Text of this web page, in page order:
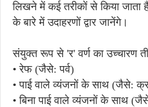
लिखने में कई तरीकों से किया जाता
के बारे में उदाहरणों द्वार जानेंगे।
संयुक्त रूप से 'र' वर्ण का उच्चारण
• रेफ (जैसे: पर्व)
• पाई वाले व्यंजनों के साथ (जैसे:
• बिना पाई वाले व्यंजनों के साथ